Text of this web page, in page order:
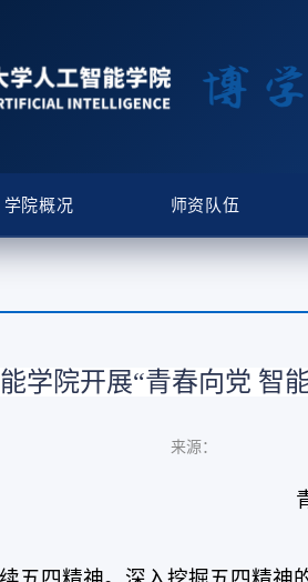
学院概况 师资队伍
学院开展“青春向党 智
来源：